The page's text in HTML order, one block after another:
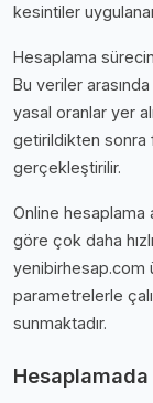
kesintiler
Hesaplama
Bu veriler
yasal oranlar yer
getirildikten sonra
gerçekleştirilir.
Online hesaplama
göre çok daha
yenibirhesap.com
parametrelerle
sunmaktadır.